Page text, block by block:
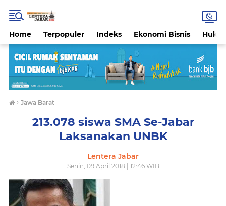
Home Terpopuler Indeks Ekonomi Bisnis
› Jawa Barat
213.078 siswa SMA Se-Jabar
Laksanakan UNBK
Lentera Jabar
Senin, 09 April 2018 | 12:46 WIB